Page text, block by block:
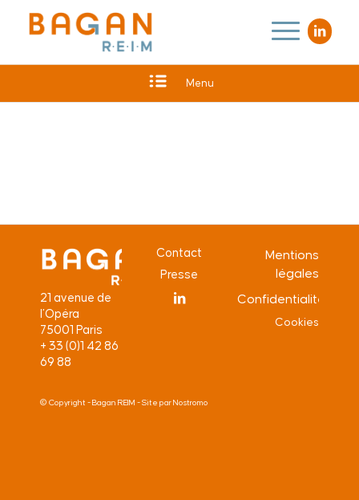
Menu
21 avenue de
l’Opéra
75001 Paris
+ 33 (0)1 42 86
69 88
Contact
Presse
Mentions
légales
Confidentialité
Cookies
© Copyright - Bagan REIM - Site par Nostromo